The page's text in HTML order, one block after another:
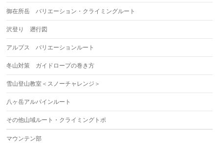
御在所岳 バリエーション・クライミングルート
沢登り 遡行図
アルプス バリエーションルート
冬山対策 ガイドロープの巻き方
雪山登山教室＜スノーチャレンジ＞
八ヶ岳アルパインルート
その他山域ルート・クライミングトポ
マウンテン部